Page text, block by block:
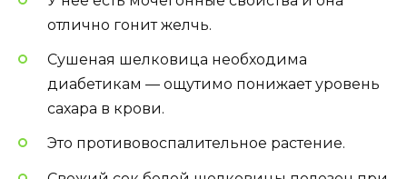
отлично гонит желчь.
Сушеная шелковица необходима
диабетикам — ощутимо понижает уровень
сахара в крови.
Это противовоспалительное растение.